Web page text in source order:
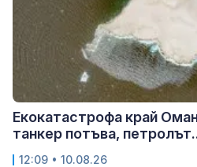
Екокатастрофа край
танкер потъва,
12:09 • 10.08.26